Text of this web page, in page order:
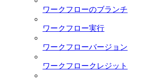
ワークフローのブランチ
ワークフロー実行
ワークフローバージョン
ワークフロークレジット